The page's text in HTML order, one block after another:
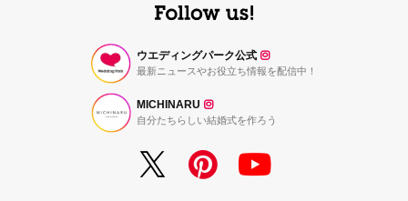
ウエディングパーク公式
最新ニュースやお役立ち情報を配信中！
MICHINARU
自分たちらしい結婚式を作ろう